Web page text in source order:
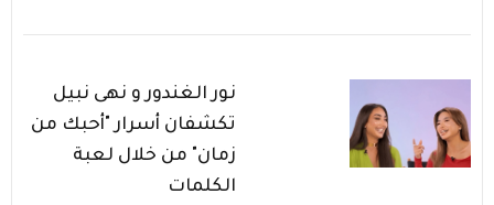
نور الغندور و نهى نبيل
تكشفان أسرار "أحبك من
زمان" من خلال لعبة
الكلمات